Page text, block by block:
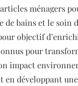
ménagers
de bains et le soin
objectif
pour
impact
en développant